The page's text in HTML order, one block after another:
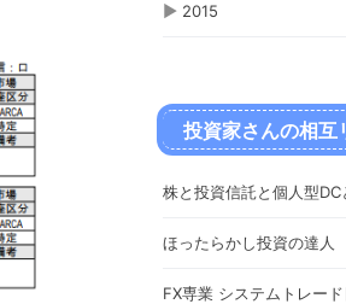
▶ 2015
投資家さんの相互
株と投資信託と個人型DC
ほったらかし投資の達人
FX専業 システムトレー